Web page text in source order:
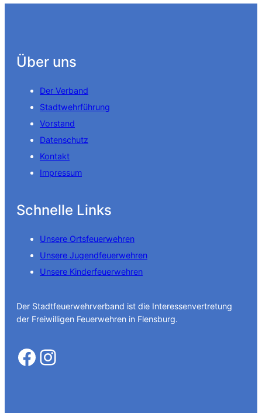
Über uns
Der Verband
Stadtwehrführung
Vorstand
Datenschutz
Kontakt
Impressum
Schnelle Links
Unsere Ortsfeuerwehren
Unsere Jugendfeuerwehren
Unsere Kinderfeuerwehren
Der Stadtfeuerwehrverband ist die Interessenvertretung
der Freiwilligen Feuerwehren in Flensburg.
Facebook Instagram